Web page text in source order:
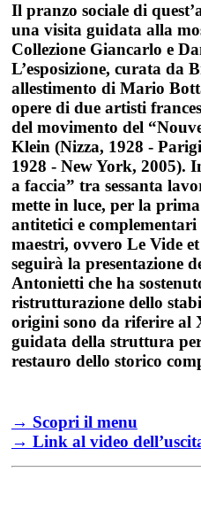
Il pranzo sociale di
una visita guidata alla
Collezione Giancarlo e
L’esposizione, curata da
allestimento di Mario
opere di due artisti
del movimento del
Klein (Nizza, 1928 -
1928 - New York, 2005).
a faccia” tra sessanta
mette in luce, per la
antitetici e
maestri, ovvero Le Vide
seguirà la presentazione
Antonietti che ha
ristrutturazione dello
origini sono da riferire al
guidata della struttura
restauro dello storico
→ Scopri il menu
→ Link al video